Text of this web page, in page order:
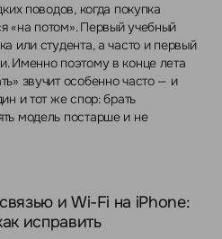
поводов, когда покупка
«на потом». Первый учебный
или студента, а часто и первый
Именно поэтому в конце лета
звучит особенно часто — и
и тот же спор: брать
модель постарше и не
и Wi-Fi на iPhone:
исправить